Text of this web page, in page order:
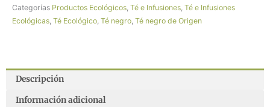
Categorías Productos Ecológicos, Té e Infusiones, Té e Infusiones
Ecológicas, Té Ecológico, Té negro, Té negro de Origen
Descripción
Información adicional